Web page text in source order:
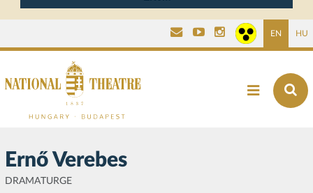
EN HU
Ernő Verebes
DRAMATURGE